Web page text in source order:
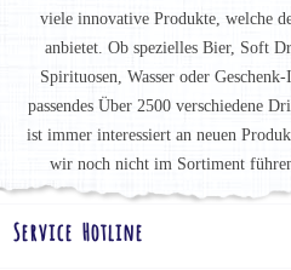
viele innovative Produkte, welche
anbietet. Ob spezielles Bier, Soft
Spirituosen, Wasser oder
passendes Über 2500 verschiedene
ist immer interessiert an neuen
wir noch nicht im Sortiment
Service Hotline